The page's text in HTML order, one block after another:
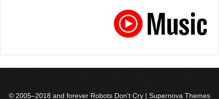
© 2005–2018 and forever Robots Don't Cry | Supernova Themes